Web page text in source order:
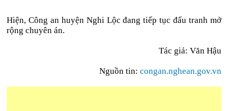
Hiện, Công an huyện Nghi Lộc đang tiếp tục đấu tranh mở
rộng chuyên án.
Tác giả: Văn Hậu
Nguồn tin: congan.nghean.gov.vn